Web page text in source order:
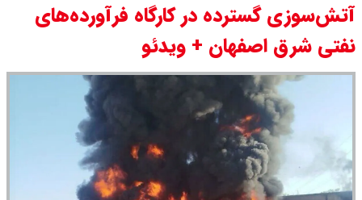
آتش‌سوزی گسترده در کارگاه فرآورده‌های
نفتی شرق اصفهان + ویدئو